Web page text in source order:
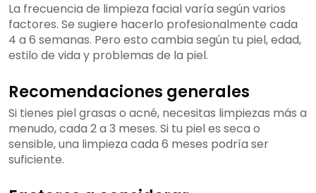
La frecuencia de limpieza facial varía según varios
factores. Se sugiere hacerlo profesionalmente cada
4 a 6 semanas. Pero esto cambia según tu piel, edad,
estilo de vida y problemas de la piel.
Recomendaciones generales
Si tienes piel grasas o acné, necesitas limpiezas más a
menudo, cada 2 a 3 meses. Si tu piel es seca o
sensible, una limpieza cada 6 meses podría ser
suficiente.